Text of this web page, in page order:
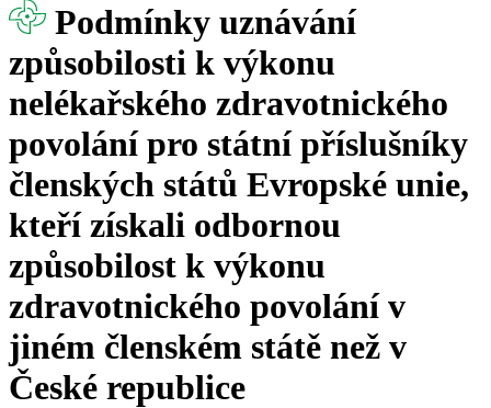
Podmínky uznávání
způsobilosti k výkonu
nelékařského zdravotnického
povolání pro státní příslušníky
členských států Evropské unie,
kteří získali odbornou
způsobilost k výkonu
zdravotnického povolání v
jiném členském státě než v
České republice